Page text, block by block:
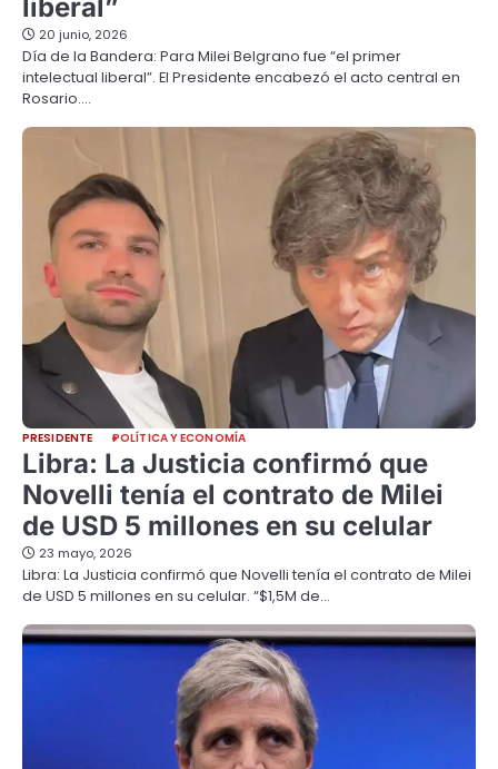
liberal”
20 junio, 2026
Día de la Bandera: Para Milei Belgrano fue “el primer
intelectual liberal”. El Presidente encabezó el acto central en
Rosario.…
PRESIDENTE POLÍTICA Y ECONOMÍA
Libra: La Justicia confirmó que
Novelli tenía el contrato de Milei
de USD 5 millones en su celular
23 mayo, 2026
Libra: La Justicia confirmó que Novelli tenía el contrato de Milei
de USD 5 millones en su celular. “$1,5M de…